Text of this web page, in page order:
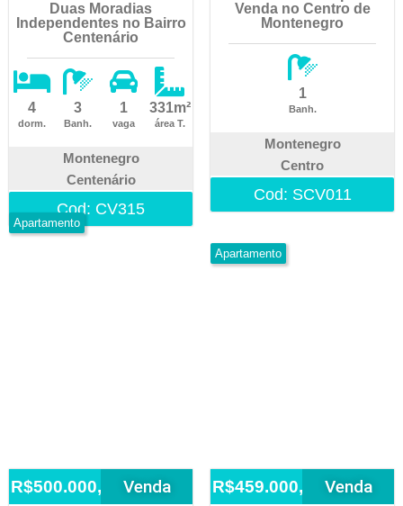
Duas Moradias
Independentes no Bairro
Centenário
4
dorm.
3
Banh.
1
vaga
331m²
área T.
Montenegro
Centenário
Cod: CV315
Venda no Centro de
Montenegro
1
Banh.
Montenegro
Centro
Cod: SCV011
R$500.000,00 Venda
Apartamento
R$459.000,00 Venda
Apartamento